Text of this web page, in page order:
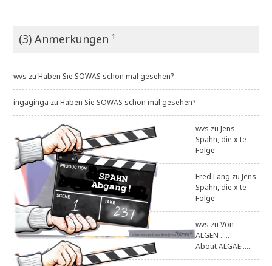
(3) Anmerkungen ¹
wvs zuHaben Sie SOWAS schon mal gesehen?
ingaginga zuHaben Sie SOWAS schon mal gesehen?
wvs zuJens
Spahn, die x-te
Folge
Fred Lang zuJens
Spahn, die x-te
Folge
wvs zuVon
ALGEN .....
About ALGAE .....